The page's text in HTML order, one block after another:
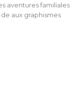
aventures familiales
aux graphismes